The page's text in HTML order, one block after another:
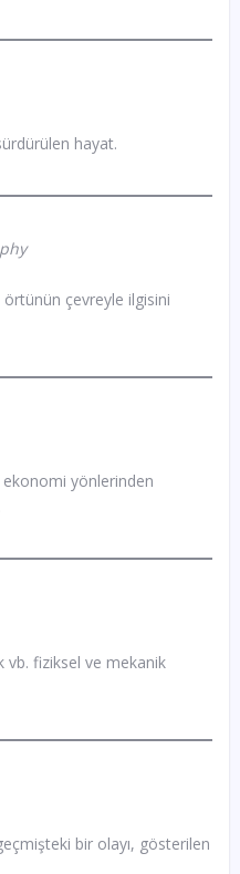
hayat.
çevreyle ilgisini
yönlerinden
vb. fiziksel ve mekanik
bir olayı, gösterilen